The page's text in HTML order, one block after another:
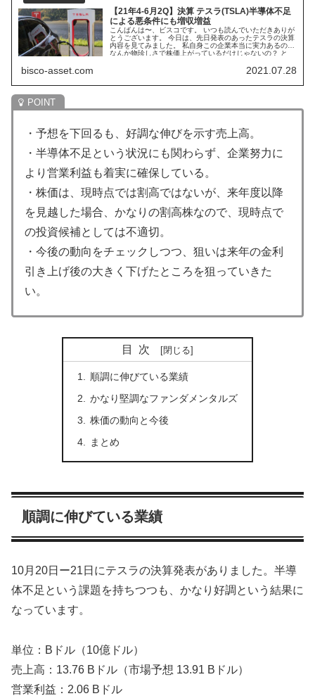
【21年4-6月2Q】決算 テスラ(TSLA)半導体不足
による悪条件にも増収増益
こんばんは〜、ビスコです。 いつも読んでいただきありが
とうございます。 今日は、先日発表のあったテスラの決算
内容を見てみました。 私自身この企業本当に実力あるの？
なんか物珍しさで株価上がっているだけじゃないの？ と
bisco-asset.com 2021.07.28
・予想を下回るも、好調な伸びを示す売上高。
・半導体不足という状況にも関わらず、企業努力に
より営業利益も着実に確保している。
・株価は、現時点では割高ではないが、来年度以降
を見越した場合、かなりの割高株なので、現時点で
の投資候補としては不適切。
・今後の動向をチェックしつつ、狙いは来年の金利
引き上げ後の大きく下げたところを狙っていきた
い。
目次
順調に伸びている業績
かなり堅調なファンダメンタルズ
株価の動向と今後
まとめ
順調に伸びている業績
10月20日ー21日にテスラの決算発表がありました。半導
体不足という課題を持ちつつも、かなり好調という結果に
なっています。
単位：Bドル（10億ドル）
売上高：13.76 Bドル（市場予想 13.91 Bドル）
営業利益：2.06 Bドル